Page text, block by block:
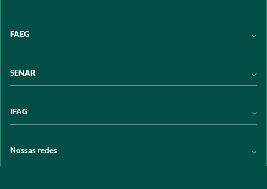
Acervo digital
Programas e Serviços
Trabalhe conosco
FAEG
Transparência
SENAR
Transparência
Arrecadação
IFAG
Programas e Serviços
Nossas redes